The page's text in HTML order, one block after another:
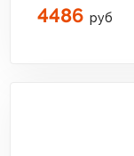
4486 руб